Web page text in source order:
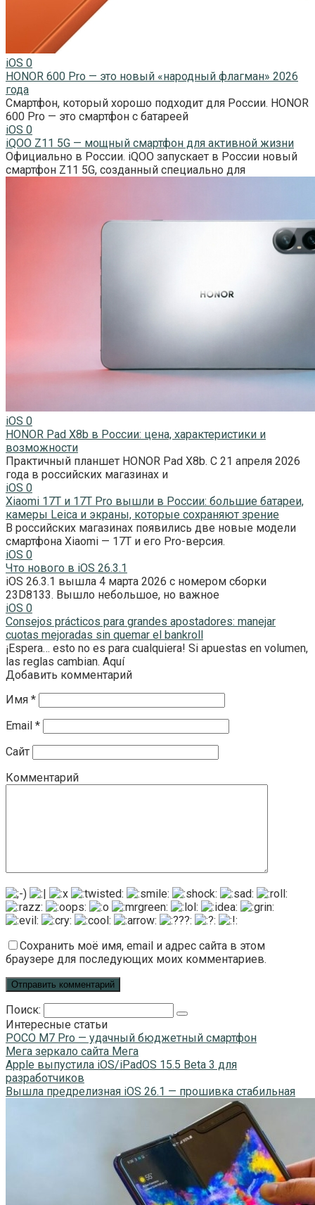
iOS 0
HONOR 600 Pro — это новый «народный флагман» 2026
года
Смартфон, который хорошо подходит для России. HONOR
600 Pro — это смартфон с батареей
iOS 0
iQOO Z11 5G — мощный смартфон для активной жизни
Официально в России. iQOO запускает в России новый
смартфон Z11 5G, созданный специально для
iOS 0
HONOR Pad X8b в России: цена, характеристики и
возможности
Практичный планшет HONOR Pad X8b. С 21 апреля 2026
года в российских магазинах и
iOS 0
Xiaomi 17T и 17T Pro вышли в России: большие батареи,
камеры Leica и экраны, которые сохраняют зрение
В российских магазинах появились две новые модели
смартфона Xiaomi — 17T и его Pro-версия.
iOS 0
Что нового в iOS 26.3.1
iOS 26.3.1 вышла 4 марта 2026 с номером сборки
23D8133. Вышло небольшое, но важное
iOS 0
Consejos prácticos para grandes apostadores: manejar
cuotas mejoradas sin quemar el bankroll
¡Espera… esto no es para cualquiera! Si apuestas en volumen,
las reglas cambian. Aquí
Добавить комментарий
Имя *
Email *
Сайт
Комментарий
Сохранить моё имя, email и адрес сайта в этом
браузере для последующих моих комментариев.
Поиск:
Интересные статьи
POCO M7 Pro — удачный бюджетный смартфон
Мега зеркало сайта Мега
Apple выпустила iOS/iPadOS 15.5 Beta 3 для
разработчиков
Вышла предрелизная iOS 26.1 — прошивка стабильная